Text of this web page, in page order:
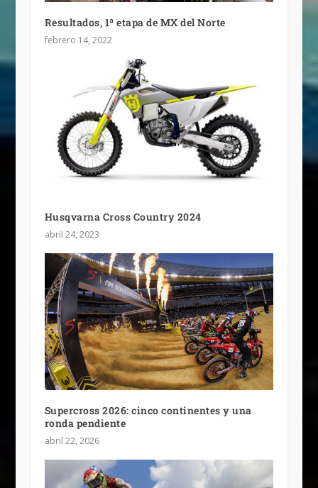
Resultados, 1ª etapa de MX del Norte
febrero 14, 2022
Husqvarna Cross Country 2024
abril 24, 2023
Supercross 2026: cinco continentes y una
ronda pendiente
abril 22, 2026